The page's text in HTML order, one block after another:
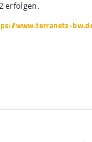
erfolgen.
www.terranets-